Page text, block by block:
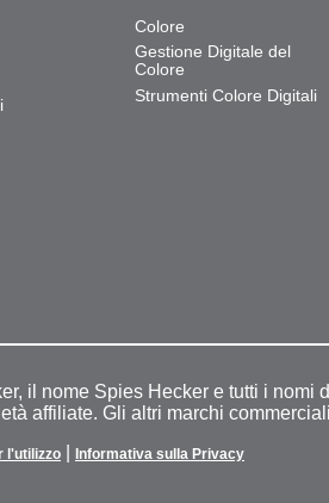
Colore
Gestione Digitale del
Colore
Strumenti Colore Digitali
il nome Spies Hecker e tutti i
affiliate. Gli altri marchi
l'utilizzo Informativa sulla Privacy